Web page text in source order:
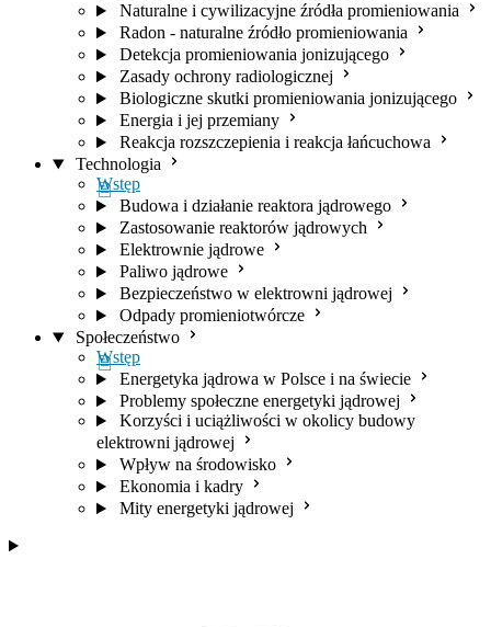
Naturalne i cywilizacyjne źródła promieniowania
Radon - naturalne źródło promieniowania
Detekcja promieniowania jonizującego
Zasady ochrony radiologicznej
Biologiczne skutki promieniowania jonizującego
Energia i jej przemiany
Reakcja rozszczepienia i reakcja łańcuchowa
Technologia
Wstęp
Budowa i działanie reaktora jądrowego
Zastosowanie reaktorów jądrowych
Elektrownie jądrowe
Paliwo jądrowe
Bezpieczeństwo w elektrowni jądrowej
Odpady promieniotwórcze
Społeczeństwo
Wstęp
Energetyka jądrowa w Polsce i na świecie
Problemy społeczne energetyki jądrowej
Korzyści i uciążliwości w okolicy budowy
elektrowni jądrowej
Wpływ na środowisko
Ekonomia i kadry
Mity energetyki jądrowej